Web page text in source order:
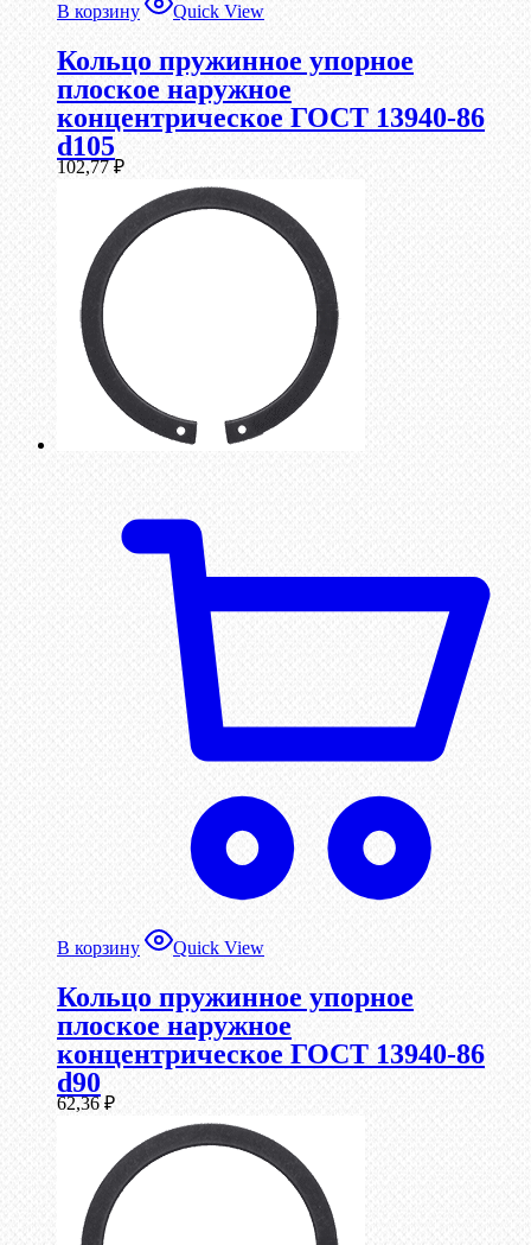
В корзину Quick View
Кольцо пружинное упорное
плоское наружное
концентрическое ГОСТ 13940-86
d105
102,77₽
В корзину Quick View
Кольцо пружинное упорное
плоское наружное
концентрическое ГОСТ 13940-86
d90
62,36₽